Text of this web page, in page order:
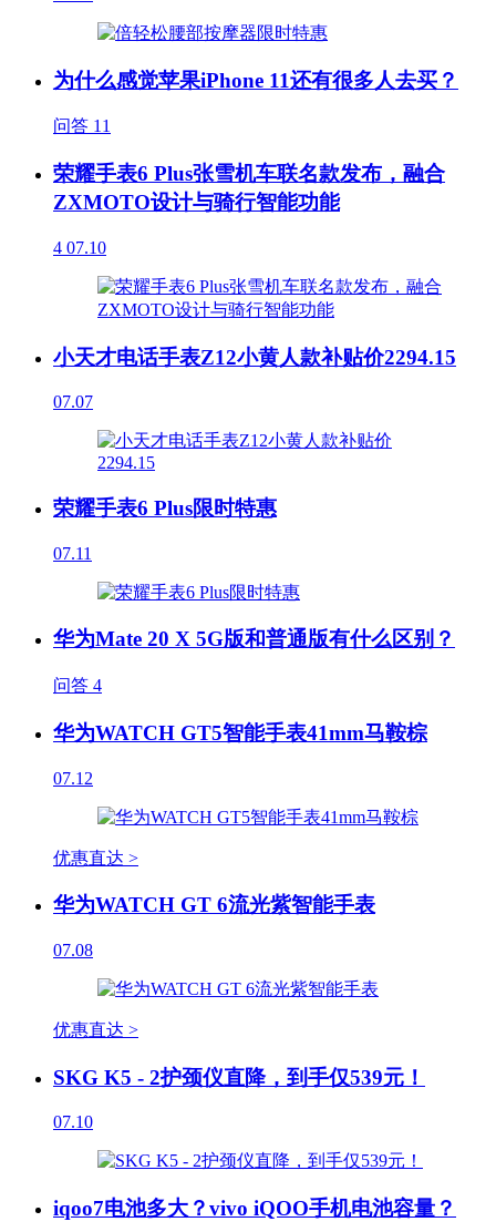
为什么感觉苹果iPhone 11还有很多人去买？
问答 11
荣耀手表6 Plus张雪机车联名款发布，融合
ZXMOTO设计与骑行智能功能
4 07.10
小天才电话手表Z12小黄人款补贴价2294.15
07.07
荣耀手表6 Plus限时特惠
07.11
华为Mate 20 X 5G版和普通版有什么区别？
问答 4
华为WATCH GT5智能手表41mm马鞍棕
07.12
优惠直达 >
华为WATCH GT 6流光紫智能手表
07.08
优惠直达 >
SKG K5 - 2护颈仪直降，到手仅539元！
07.10
iqoo7电池多大？vivo iQOO手机电池容量？